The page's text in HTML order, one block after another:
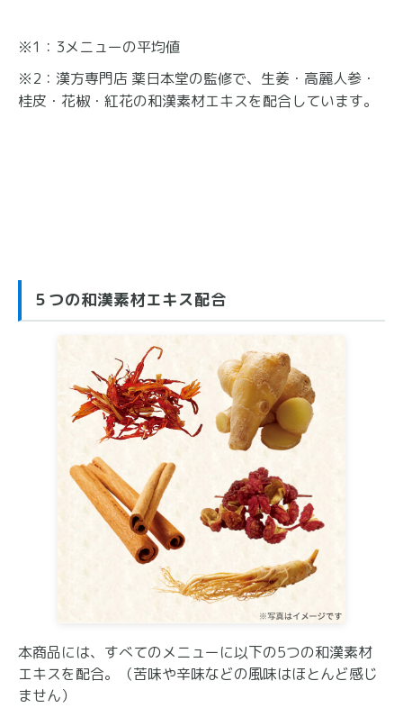
※1：3メニューの平均値
※2：漢方専門店 薬日本堂の監修で、生姜・高麗人参・
桂皮・花椒・紅花の和漢素材エキスを配合しています。
５つの和漢素材エキス配合
本商品には、すべてのメニューに以下の5つの和漢素材
エキスを配合。（苦味や辛味などの風味はほとんど感じ
ません）